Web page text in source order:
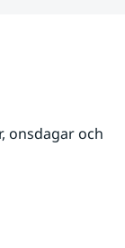
onsdagar och